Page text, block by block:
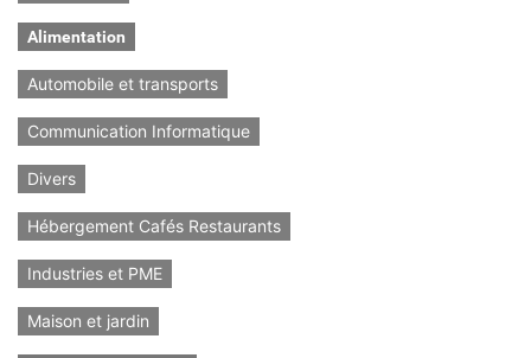
Alimentation
Automobile et transports
Communication Informatique
Divers
Hébergement Cafés Restaurants
Industries et PME
Maison et jardin